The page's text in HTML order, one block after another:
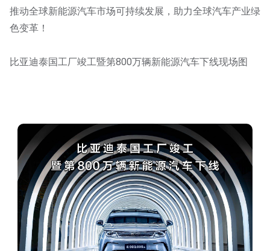
推动全球新能源汽车市场可持续发展，助力全球汽车产业绿
色变革！
比亚迪泰国工厂竣工暨第800万辆新能源汽车下线现场图